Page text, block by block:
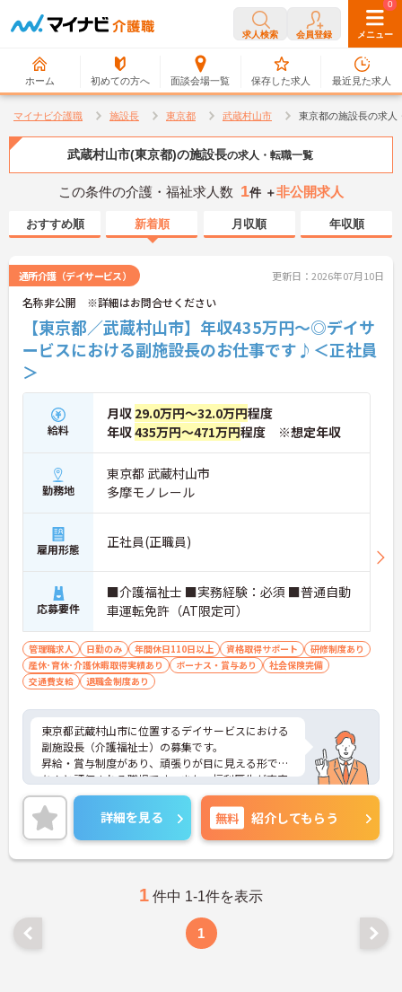
求人検索 会員登録 メニュー
ホーム 初めての方へ 面談会場一覧
0
保存した求人
0
最近見た求人
マイナビ介護職 施設長 東京都 武蔵村山市 東京都の施設長の求人
武蔵村山市(東京都)の施設長の求人・転職一覧
この条件の介護・福祉求人数 1件 ＋非公開求人
おすすめ順 新着順 月収順 年収順
通所介護（デイサービス） 更新日：2026年07月10日
名称非公開 ※詳細はお問合せください
【東京都／武蔵村山市】年収435万円～◎デイサ
ービスにおける副施設長のお仕事です♪＜正社員
＞
給料
月収 29.0万円～32.0万円程度
年収435万円～471万円程度 ※想定年収
勤務地
東京都 武蔵村山市
多摩モノレール
雇用形態 正社員(正職員)
応募要件
■介護福祉士 ■実務経験：必須 ■普通自動
車運転免許（AT限定可）
管理職求人 日勤のみ 年間休日110日以上 資格取得サポート
研修制度あり
産休･育休･介護休暇取得実績あり
ボーナス・賞与あり
社会保険完備
交通費支給
退職金制度あり
東京都武蔵村山市に位置するデイサービスにおける
副施設長（介護福祉士）の募集です。
昇給・賞与制度があり、頑張りが目に見える形でき
ちんと評価される職場です。また、福利厚生が充実
しています。働きやすい環境が整っており、安心し
てご勤務いただけます。
ご興味のある方には、面接対策ポイントなど、さら
に詳細をご案内しますのでお気軽にご相談くださ
い！
詳細を見る 無料 紹介してもらう
1 件中 1-1件を表示
1